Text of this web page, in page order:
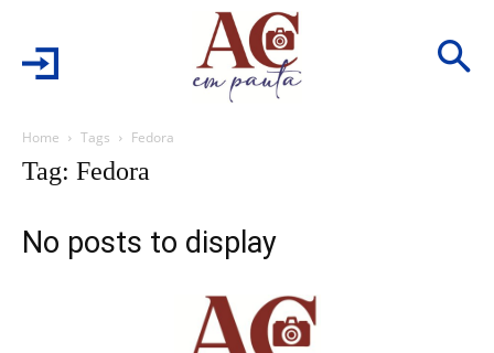
Home Tags Fedora
Tag: Fedora
No posts to display